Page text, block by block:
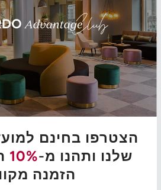
הצטרפו בחינם
שלנו ותהנו מ-10%
הזמנה